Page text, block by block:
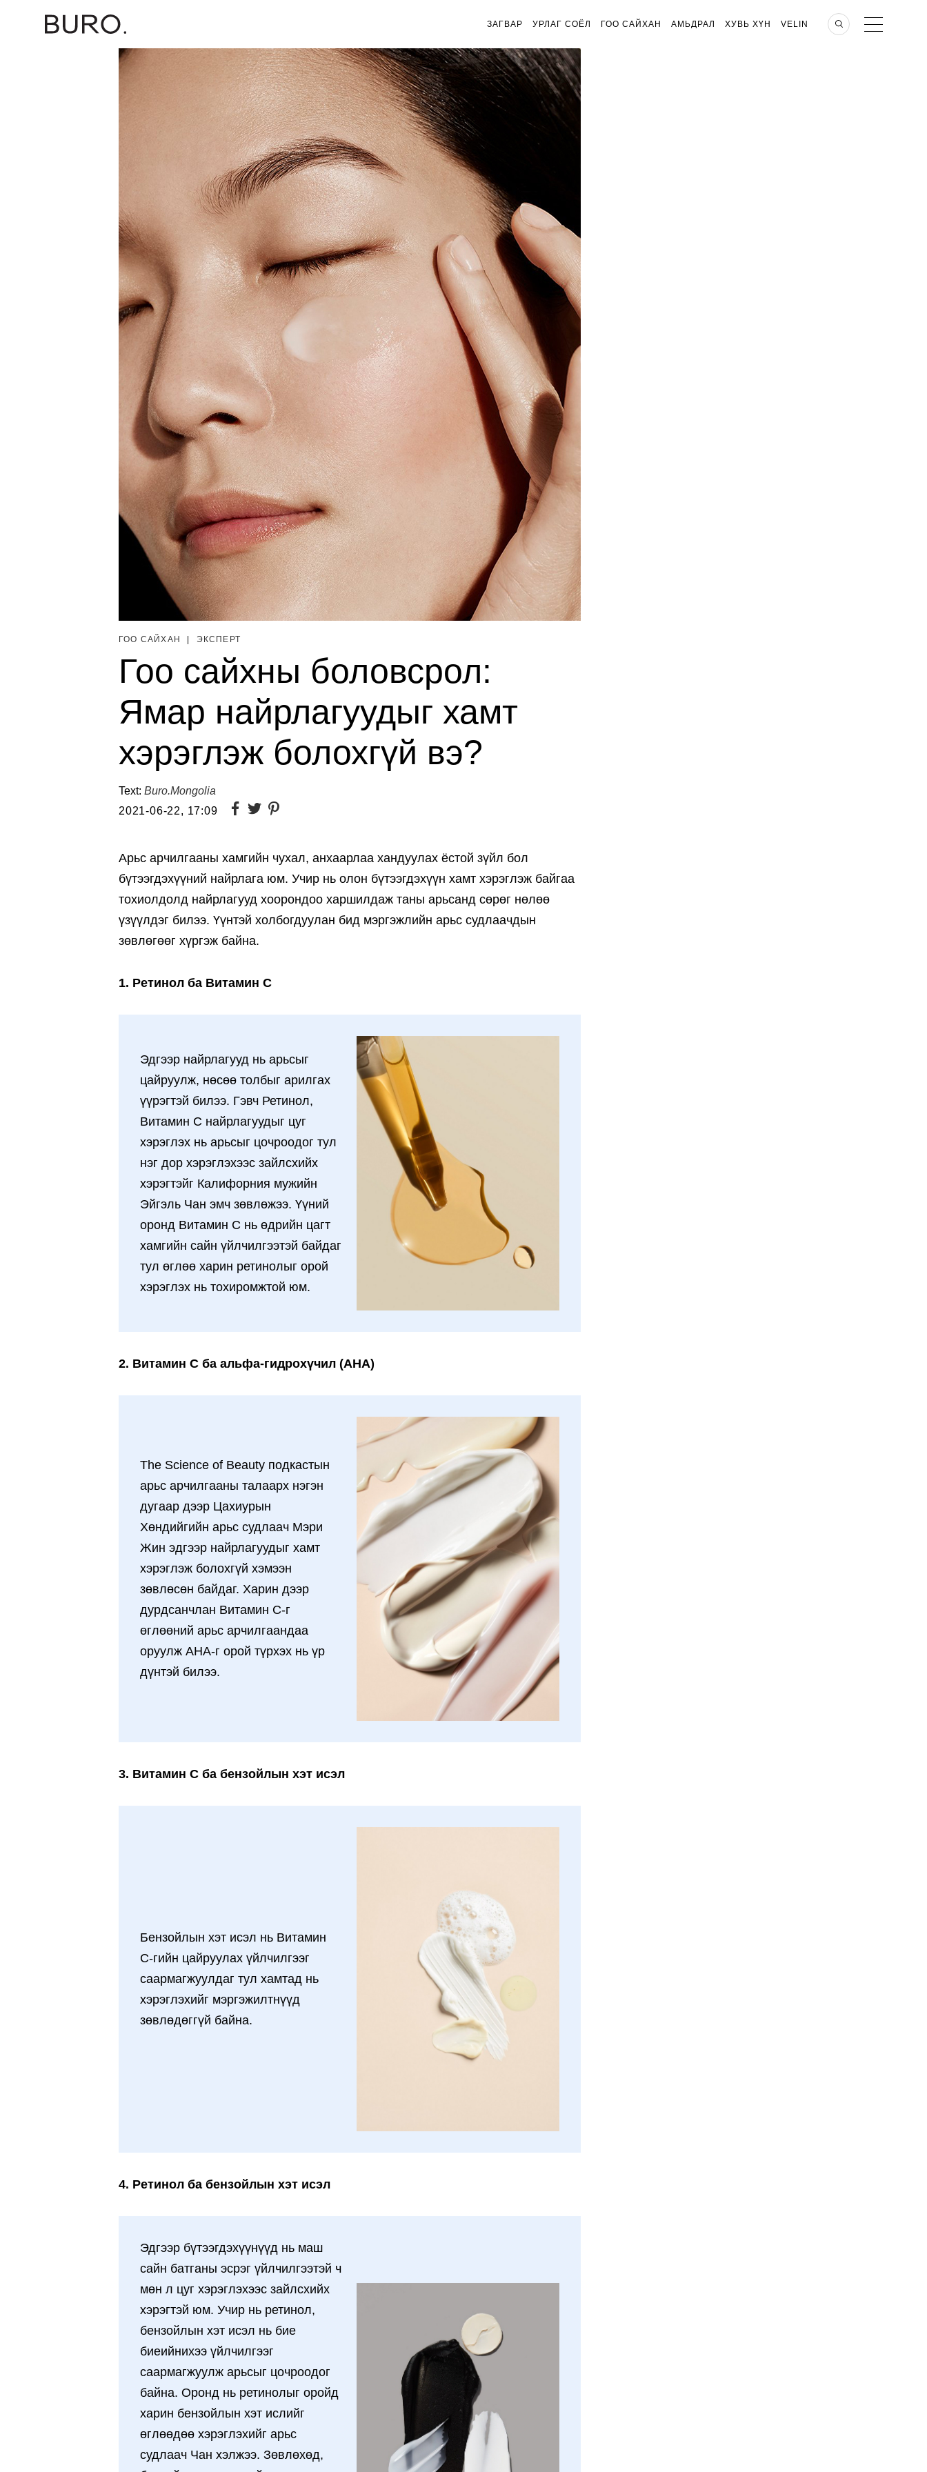
ЗАГВАР УРЛАГ СОЁЛ ГОО САЙХАН АМЬДРАЛ ХУВЬ ХҮН VELIN
ГОО САЙХАН ЭКСПЕРТ
Гоо сайхны боловсрол:
Ямар найрлагуудыг хамт
хэрэглэж болохгүй вэ?
Text: Buro.Mongolia
2021-06-22, 17:09
Арьс арчилгааны хамгийн чухал, анхаарлаа хандуулах ёстой зүйл бол
бүтээгдэхүүний найрлага юм. Учир нь олон бүтээгдэхүүн хамт хэрэглэж байгаа
тохиолдолд найрлагууд хоорондоо харшилдаж таны арьсанд сөрөг нөлөө
үзүүлдэг билээ. Үүнтэй холбогдуулан бид мэргэжлийн арьс судлаачдын
зөвлөгөөг хүргэж байна.
1. Ретинол ба Витамин С
Эдгээр найрлагууд нь арьсыг
цайруулж, нөсөө толбыг арилгах
үүрэгтэй билээ. Гэвч Ретинол,
Витамин С найрлагуудыг цуг
хэрэглэх нь арьсыг цочроодог тул
нэг дор хэрэглэхээс зайлсхийх
хэрэгтэйг Калифорния мужийн
Эйгэль Чан эмч зөвлөжээ. Үүний
оронд Витамин С нь өдрийн цагт
хамгийн сайн үйлчилгээтэй байдаг
тул өглөө харин ретинолыг орой
хэрэглэх нь тохиромжтой юм.
2. Витамин C ба альфа-гидрохүчил (AHA)
The Science of Beauty подкастын
арьс арчилгааны талаарх нэгэн
дугаар дээр Цахиурын
Хөндийгийн арьс судлаач Мэри
Жин эдгээр найрлагуудыг хамт
хэрэглэж болохгүй хэмээн
зөвлөсөн байдаг. Харин дээр
дурдсанчлан Витамин С-г
өглөөний арьс арчилгаандаа
оруулж AHA-г орой түрхэх нь үр
дүнтэй билээ.
3. Витамин С ба бензойлын хэт исэл
Бензойлын хэт исэл нь Витамин
С-гийн цайруулах үйлчилгээг
саармагжуулдаг тул хамтад нь
хэрэглэхийг мэргэжилтнүүд
зөвлөдөггүй байна.
4. Ретинол ба бензойлын хэт исэл
Эдгээр бүтээгдэхүүнүүд нь маш
сайн батганы эсрэг үйлчилгээтэй ч
мөн л цуг хэрэглэхээс зайлсхийх
хэрэгтэй юм. Учир нь ретинол,
бензойлын хэт исэл нь бие
биеийнихээ үйлчилгээг
саармагжуулж арьсыг цочроодог
байна. Оронд нь ретинолыг оройд
харин бензойлын хэт ислийг
өглөөдөө хэрэглэхийг арьс
судлаач Чан хэлжээ. Зөвлөхөд,